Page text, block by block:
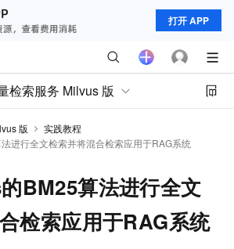
打开 APP
检索服务 Milvus 版
版
实践教程
进行全文检索并将混合检索应用于RAG系统
BM25算法进行全文
检索应用于RAG系统